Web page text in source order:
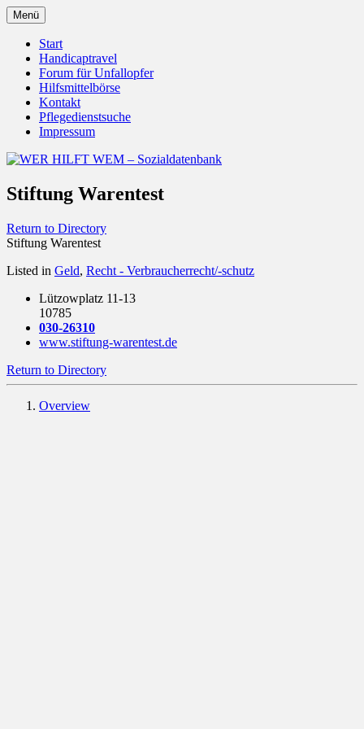
Zum
Inhalt
springen
WER HILFT WEM –
Sozialdatenbank
Menü
Start
Handicaptravel
Forum für Unfallopfer
Hilfsmittelbörse
Kontakt
Pflegedienstsuche
Impressum
Stiftung Warentest
Return to Directory
Stiftung Warentest
Listed in Geld, Recht - Verbraucherrecht/-schutz
Lützowplatz 11-13
10785
030-26310
www.stiftung-warentest.de
Return to Directory
Overview